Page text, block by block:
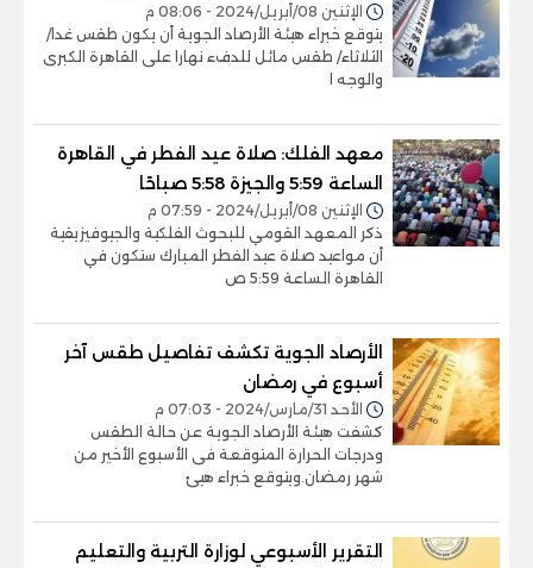
الإثنين 08/أبريل/2024 - 08:06 م
يتوقع خبراء هيئة الأرصاد الجوية أن يكون طقس غدا/
الثلاثاء/ طقس مائل للدفء نهارا على القاهرة الكبرى
والوجه ا
معهد الفلك: صلاة عيد الفطر في القاهرة
الساعة 5:59 والجيزة 5:58 صباحًا
الإثنين 08/أبريل/2024 - 07:59 م
ذكر المعهد القومي للبحوث الفلكية والجيوفيزيقية
أن مواعيد صلاة عيد الفطر المبارك ستكون في
القاهرة الساعة 5:59 ص
الأرصاد الجوية تكشف تفاصيل طقس آخر
أسبوع في رمضان
الأحد 31/مارس/2024 - 07:03 م
كشفت هيئة الأرصاد الجوية عن حالة الطقس
ودرجات الحرارة المتوقعة فى الأسبوع الأخير من
شهر رمضان.ويتوقع خبراء هيئ
التقرير الأسبوعي لوزارة التربية والتعليم